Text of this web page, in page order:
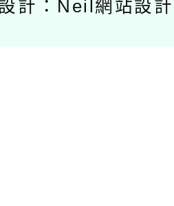
計：Neil網站設